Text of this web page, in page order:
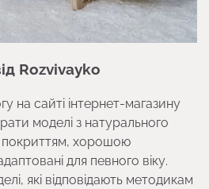
Rozvivayko
на сайті інтернет-магазину
моделі з натурального
покриттям, хорошою
для певного віку.
які відповідають методикам